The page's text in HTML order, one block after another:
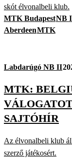
skót élvonalbeli klub.
MTK BudapestNB
AberdeenMTK
Labdarúgó NB II
MTK:
SAJTÓHÍR
Az élvonalbeli klub
szerző játékosért.